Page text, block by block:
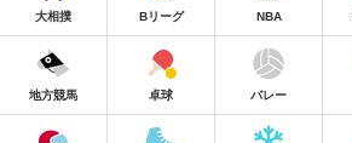
大相撲 Bリーグ NBA
地方競馬 卓球 バレー